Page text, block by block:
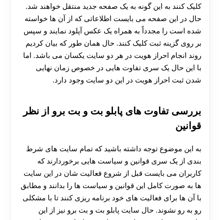
کلیک کنند به این گونه به یک صفحه جدید منتقل خواهند شد.
حال در این صفحه می‌ بایست اطلاعاتی که از آن ها خواسته
شده است را مجدداً به همراه یک عکس آپلود نمایند و سپس
بر روی گزینه ثبت کلیک کنند. حال همان طور که بیان کردیم
روند انجام احراز هویت در هر دو سایت یکسان می‌ باشد. اما
با این حال یک سری تفاوت‌ هایی در خصوص زمان نهایی
شدن ثبت احراز هویت در این دو سایت وجود دارد.
بررسی تفاوت های پابلو بت و بت برو از نظر
قوانین
به این موضوع توجه داشته باشید که تمام سایت‌ های شرط
بندی از یک سری قوانین و سیاست‌ هایی برخوردارند که
کاربران می‌ بایست قبل از شروع فعالیت شان در این سایت‌
ها به صورت کامل این قوانین و سیاست‌ ها را بدانند و مطابق
با آن ها برای فعالیت‌ های خود برنامه‌ ریزی کنند تا با مشکلی
رو به رو نشوند. حال سایت پابلو بت و بت برو نیز از این